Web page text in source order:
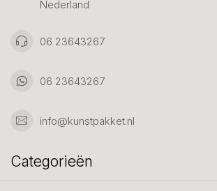
Nederland
06 23643267
06 23643267
info@kunstpakket.nl
Categorieën